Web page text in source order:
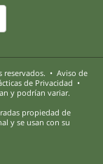
reservados. • Aviso de
de Privacidad •
y podrían variar.
propiedad de
y se usan con su